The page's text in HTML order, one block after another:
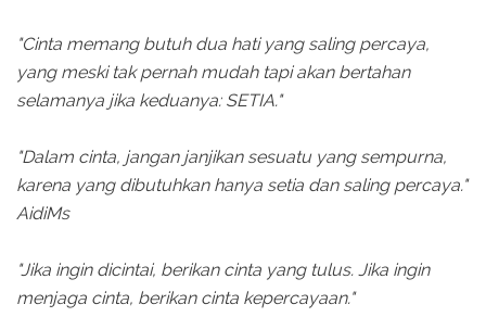
"Cinta memang butuh dua hati yang saling percaya,
yang meski tak pernah mudah tapi akan bertahan
selamanya jika keduanya: SETIA."
"Dalam cinta, jangan janjikan sesuatu yang sempurna,
karena yang dibutuhkan hanya setia dan saling percaya."
AidiMs
"Jika ingin dicintai, berikan cinta yang tulus. Jika ingin
menjaga cinta, berikan cinta kepercayaan."